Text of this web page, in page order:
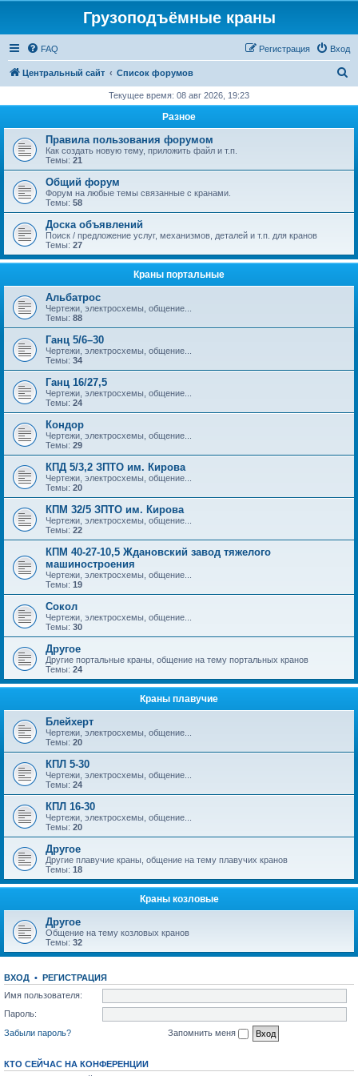
Грузоподъёмные краны
FAQ Вход
Регистрация
Центральный сайт Список форумов
с
Текущее время: 08 авг 2026, 19:23
Разное
Правила пользования форумом
Как создать новую тему, приложить файл и т.п.
Темы: 21
Общий форум
Форум на любые темы связанные с кранами.
Темы: 58
Доска объявлений
Поиск / предложение услуг, механизмов, деталей и т.п. для кранов
Темы: 27
Краны портальные
Альбатрос
Чертежи, электросхемы, общение...
Темы: 88
Ганц 5/6–30
Чертежи, электросхемы, общение...
Темы: 34
Ганц 16/27,5
Чертежи, электросхемы, общение...
Темы: 24
Кондор
Чертежи, электросхемы, общение...
Темы: 29
КПД 5/3,2 ЗПТО им. Кирова
Чертежи, электросхемы, общение...
Темы: 20
КПМ 32/5 ЗПТО им. Кирова
Чертежи, электросхемы, общение...
Темы: 22
КПМ 40-27-10,5 Ждановский завод тяжелого
машиностроения
Чертежи, электросхемы, общение...
Темы: 19
Сокол
Чертежи, электросхемы, общение...
Темы: 30
Другое
Другие портальные краны, общение на тему портальных кранов
Темы: 24
Краны плавучие
Блейхерт
Чертежи, электросхемы, общение...
Темы: 20
КПЛ 5-30
Чертежи, электросхемы, общение...
Темы: 24
КПЛ 16-30
Чертежи, электросхемы, общение...
Темы: 20
Другое
Другие плавучие краны, общение на тему плавучих кранов
Темы: 18
Краны козловые
Другое
Общение на тему козловых кранов
Темы: 32
ВХОД • РЕГИСТРАЦИЯ
Имя пользователя:
Пароль:
Забыли пароль?
Запомнить меня
КТО СЕЙЧАС НА КОНФЕРЕНЦИИ